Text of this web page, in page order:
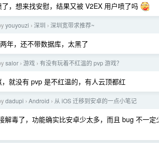
，想来找安慰，结果又被 V2EX 用户喷了吗
youyouzi › 深圳 › 深圳宽带求推荐~
年，还不带数据库，太黑了
salor › 游戏 › 有没有玩着不红温的 pvp 游戏？
就没有 pvp 是不红温的，有人云顶都红
dadupi › Android › 从 iOS 迁移到安卓的一点小笔记
解毒了，功能确实比安卓少太多，而且 bug 不一定